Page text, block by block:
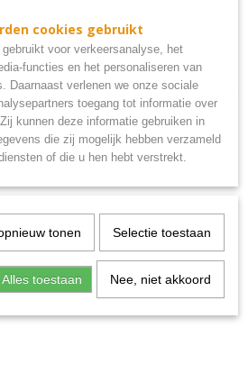
cookies gebruikt
voor verkeersanalyse, het
functies en het personaliseren van
Daarnaast verlenen we onze sociale
toegang tot informatie over
kunnen deze informatie gebruiken in
die zij mogelijk hebben verzameld
of die u hen hebt verstrekt.
tonen Selectie toestaan
Alles toestaan Nee, niet akkoord